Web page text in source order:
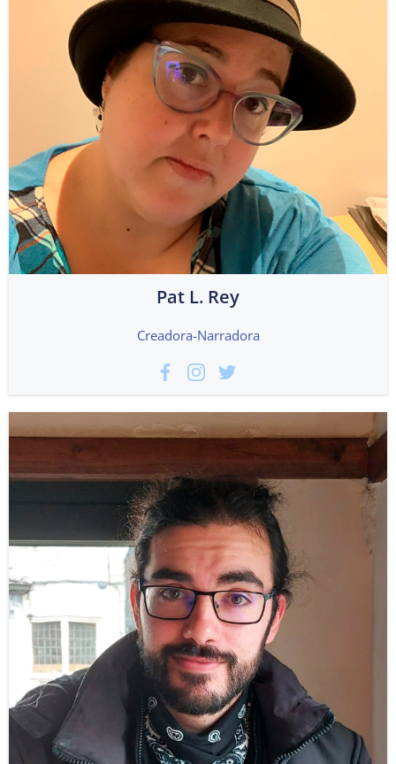
Pat L. Rey
Creadora-Narradora